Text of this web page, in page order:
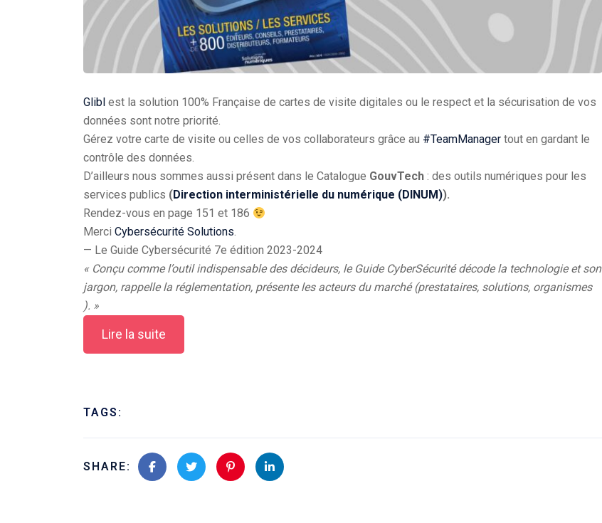
Glibl est la solution 100% Française de cartes de visite digitales ou le respect et la sécurisation de vos
données sont notre priorité.
Gérez votre carte de visite ou celles de vos collaborateurs grâce au #TeamManager tout en gardant le
contrôle des données.
D’ailleurs nous sommes aussi présent dans le Catalogue GouvTech : des outils numériques pour les
services publics (Direction interministérielle du numérique (DINUM)).
Rendez-vous en page 151 et 186
Merci Cybersécurité Solutions.
— Le Guide Cybersécurité 7e édition 2023-2024
« Conçu comme l’outil indispensable des décideurs, le Guide CyberSécurité décode la technologie et son
jargon, rappelle la réglementation, présente les acteurs du marché (prestataires, solutions, organismes
). »
Lire la suite
TAGS:
SHARE: